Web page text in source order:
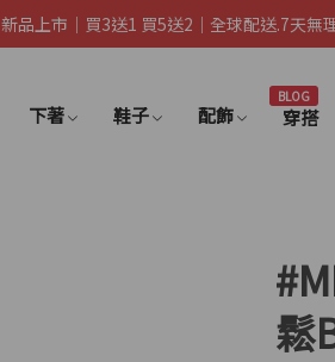
新品上市｜買3送1 買5送2｜全球配送.7天無
下著 鞋子 配飾 穿搭
BLOG
鬆